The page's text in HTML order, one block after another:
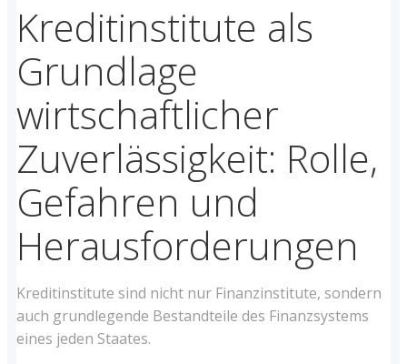
Kreditinstitute als
Grundlage
wirtschaftlicher
Zuverlässigkeit: Rolle,
Gefahren und
Herausforderungen
Kreditinstitute sind nicht nur Finanzinstitute, sondern
auch grundlegende Bestandteile des Finanzsystems
eines jeden Staates.